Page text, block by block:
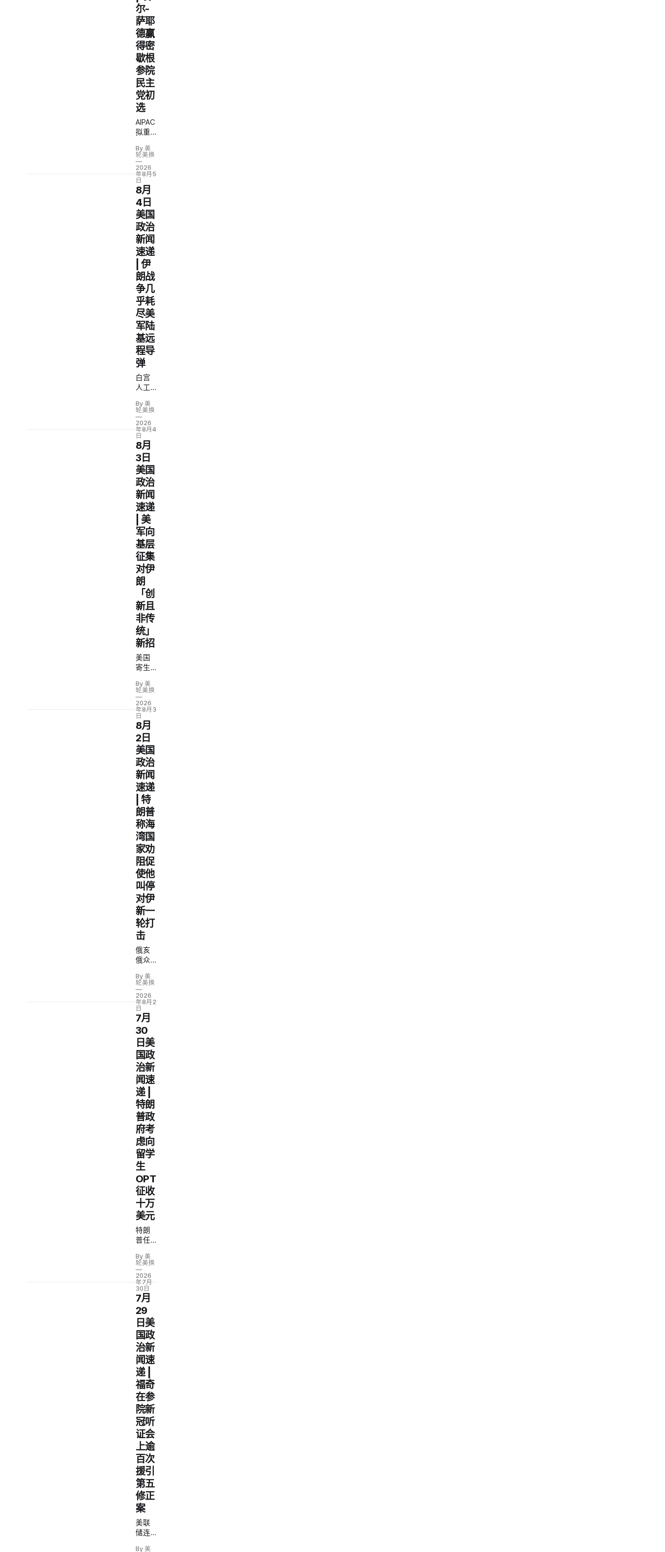
尔-
萨耶
德赢
得密
歇根
参院
民主
党初
选
AIPAC
拟重
共和
党继
续阻
击埃
尔-萨
耶德
By 美
轮美换
2026
年8月5
日
8月
4日
美国
政治
新闻
速递
| 伊
朗战
争几
乎耗
尽美
军陆
基远
程导
弹
白宫
人工
框架
排除
开放
模型
By 美
轮美换
2026
年8月4
日
8月
3日
美国
政治
新闻
速递
| 美
军向
基层
征集
对伊
朗
「创
新且
非传
统」
新招
美国
寄生
情首
现死
亡 |
特朗
普要
求石
油巨
头返
还战
争暴
利
By 美
轮美换
2026
年8月3
日
8月
2日
美国
政治
新闻
速递
| 特
朗普
称海
湾国
家劝
阻促
使他
叫停
对伊
新一
轮打
击
俄亥
俄众
米勒
家暴
案威
胁共
和党
席位 |
科技
巨头
豪赌
人工
智能
拖累
现金
流 |
美日
联手
买入
日元
稳定
债市
By 美
轮美换
2026
年8月2
日
7月
30
日美
国政
治新
闻速
递 |
特朗
普政
府考
虑向
留学
生
OPT
征收
十万
美元
特朗
普任
收入
突破
22亿
美元
By 美
轮美换
2026
年7月
30日
7月
29
日美
国政
治新
闻速
递 |
福奇
在参
院新
冠听
证会
上逾
百次
援引
第五
修正
案
美联
储连
By 美